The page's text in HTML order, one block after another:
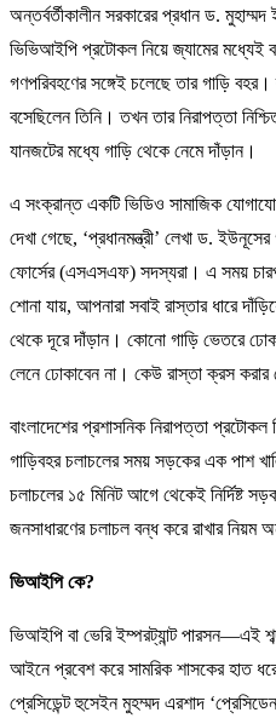
অন্তর্বর্তীকালীন সরকারের প্রধান ড.
ভিভিআইপি প্রটোকল নিয়ে জ্যামের মধ্যেই
গণপরিবহণের সঙ্গেই চলেছে তার গাড়ি
বসেছিলেন তিনি। তখন তার নিরাপত্তা
যানজটের মধ্যে গাড়ি থেকে নেমে দাঁড়ান।
এ সংক্রান্ত একটি ভিডিও সামাজিক
দেখা গেছে, ‘প্রধানমন্ত্রী’ লেখা ড. ইউনূসের
ফোর্সের (এসএসএফ) সদস্যরা। এ সময়
শোনা যায়, আপনারা সবাই রাস্তার ধারে
থেকে দূরে দাঁড়ান। কোনো গাড়ি ভেতরে
লেনে ঢোকাবেন না। কেউ রাস্তা ক্রস করার
বাংলাদেশের প্রশাসনিক নিরাপত্তা প্রটোকল
গাড়িবহর চলাচলের সময় সড়কের এক পাশ
চলাচলের ১৫ মিনিট আগে থেকেই নির্দিষ্ট
জনসাধারণের চলাচল বন্ধ করে রাখার নিয়ম
ভিআইপি কে?
ভিআইপি বা ভেরি ইম্পরট্যান্ট পারসন—এই
আইনে প্রবেশ করে সামরিক শাসকের হাত
প্রেসিডেন্ট হুসেইন মুহম্মদ এরশাদ